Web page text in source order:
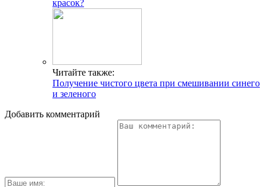
красок?
Читайте также:
Получение чистого цвета при смешивании синего
и зеленого
Добавить комментарий